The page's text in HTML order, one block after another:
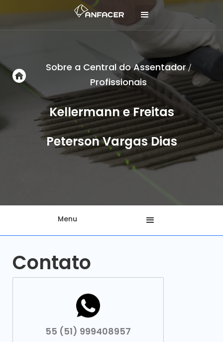
Sobre a Central do Assentador/
Profissionais
Kellermann e Freitas
Peterson Vargas Dias
Menu
Contato
55 (51) 999408957